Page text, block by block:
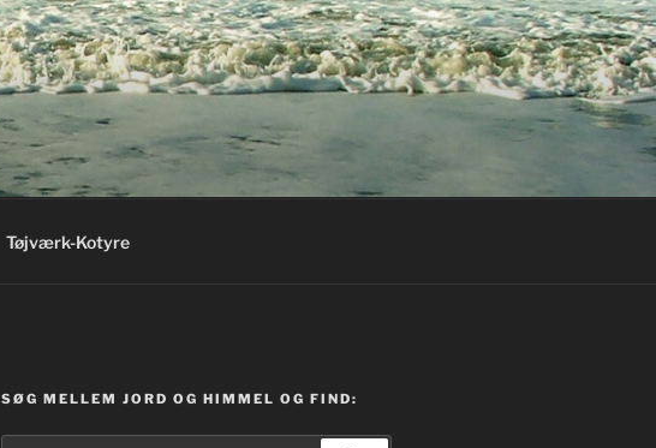
Tøjværk-Kotyre
SØG MELLEM JORD OG HIMMEL OG FIND: